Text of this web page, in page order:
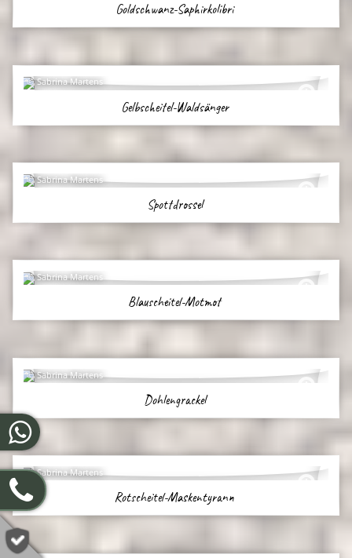
Goldschwanz-Saphirkolibri
Sabrina Martens
Gelbscheitel-Waldsänger
Sabrina Martens
Spottdrossel
Sabrina Martens
Blauscheitel-Motmot
Sabrina Martens
Dohlengrackel
Sabrina Martens
Rotscheitel-Maskentyrann